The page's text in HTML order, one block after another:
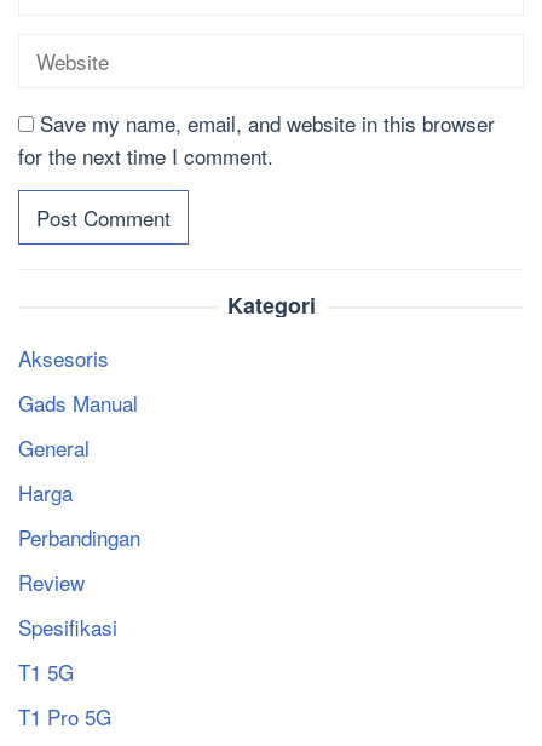
Save my name, email, and website in this browser
for the next time I comment.
Kategori
Aksesoris
Gads Manual
General
Harga
Perbandingan
Review
Spesifikasi
T1 5G
T1 Pro 5G